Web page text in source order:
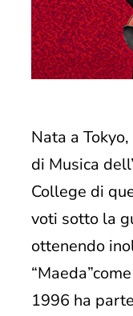
Nata a
di Musica
College di
voti sotto la
ottenendo
1996 ha